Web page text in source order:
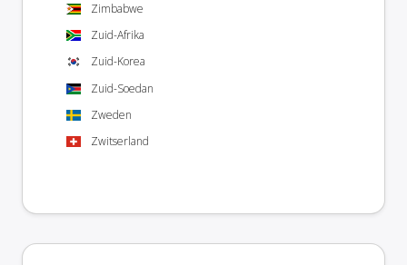
Zimbabwe
Zuid-Afrika
Zuid-Korea
Zuid-Soedan
Zweden
Zwitserland